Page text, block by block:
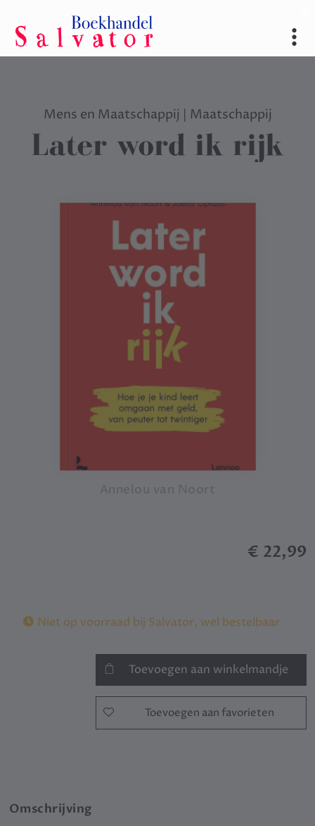
Mens en Maatschappij | Maatschappij
Later word ik rijk
Annelou van Noort
€ 22,99
Niet op voorraad bij Salvator, wel bestelbaar
Toevoegen aan winkelmandje
Toevoegen aan favorieten
Omschrijving